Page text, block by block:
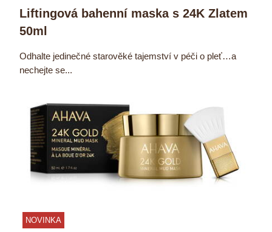
Liftingová bahenní maska s 24K Zlatem
50ml
Odhalte jedinečné starověké tajemství v péči o pleť…a
nechejte se...
NOVINKA